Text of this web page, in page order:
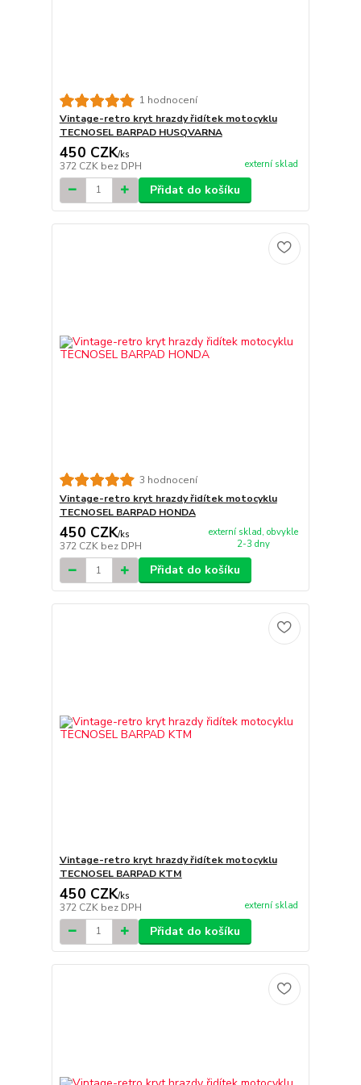
1 hodnocení
Vintage-retro kryt hrazdy řidítek motocyklu
TECNOSEL BARPAD HUSQVARNA
450 CZK/ks
372 CZK bez DPH externí sklad
Přidat do košíku
3 hodnocení
Vintage-retro kryt hrazdy řidítek motocyklu
TECNOSEL BARPAD HONDA
450 CZK/ks
372 CZK bez DPH
externí sklad, obvykle
2-3 dny
Přidat do košíku
Vintage-retro kryt hrazdy řidítek motocyklu
TECNOSEL BARPAD KTM
450 CZK/ks
372 CZK bez DPH externí sklad
Přidat do košíku